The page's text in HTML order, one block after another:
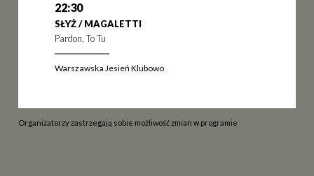
22:30
SŁYŻ / MAGALETTI
Pardon, To Tu
Warszawska Jesień Klubowo
Organizatorzy zastrzegają sobie możliwość zmian w programie